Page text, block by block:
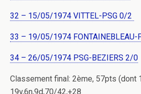
32 – 15/05/1974 VITTEL-PSG 0/2
33 – 19/05/1974 FONTAINEBLEAU-
34 – 26/05/1974 PSG-BEZIERS 2/0
Classement final: 2ème, 57pts (dont
19v,6n,9d,70/42,+28